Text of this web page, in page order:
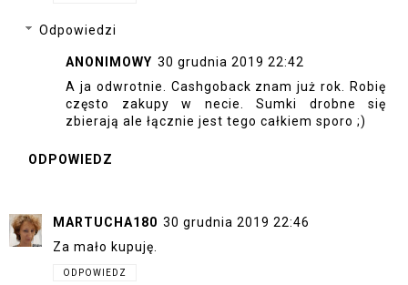
Odpowiedzi
ANONIMOWY 30 grudnia 2019 22:42
A ja odwrotnie. Cashgoback znam już rok. Robię
często zakupy w necie. Sumki drobne się
zbierają ale łącznie jest tego całkiem sporo ;)
ODPOWIEDZ
MARTUCHA180 30 grudnia 2019 22:46
Za mało kupuję.
ODPOWIEDZ